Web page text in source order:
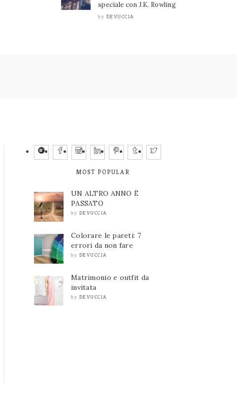
speciale con J.K. Rowling
by DEVUCCIA
MOST POPULAR
UN ALTRO ANNO È
PASSATO
by DEVUCCIA
Colorare le pareti: 7
errori da non fare
by DEVUCCIA
Matrimonio e outfit da
invitata
by DEVUCCIA